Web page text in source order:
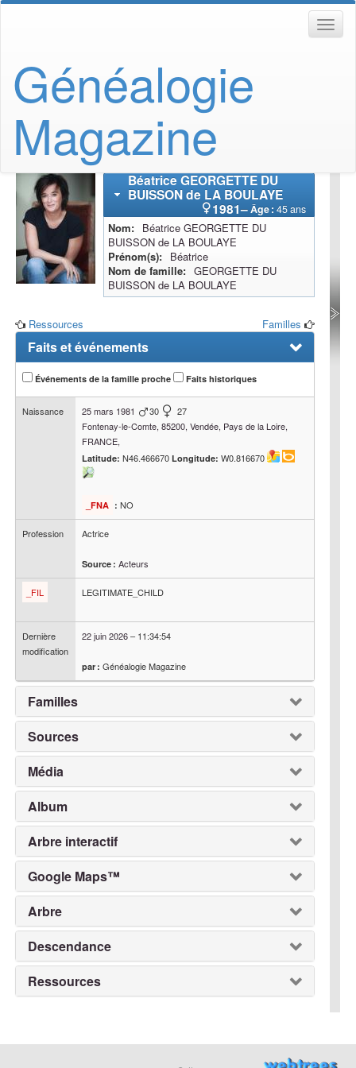
Généalogie
Magazine
BéatriceGEORGETTE DU
BUISSON de LA BOULAYE
1981–Âge : 45 ans
Nom BéatriceGEORGETTE DU
BUISSON de LA BOULAYE
Prénom(s)
Béatrice
Nom de famille
GEORGETTE DU
BUISSON de LA BOULAYE
Ressources Familles
Faits et événements
Événements de la famille proche Faits historiques
Naissance 25 mars 1981 30
27
Fontenay-le-Comte, 85200, Vendée, Pays de la Loire,
FRANCE,
Latitude:N46.466670Longitude:W0.816670
_FNA : NO
Profession Actrice
Source : Acteurs
_FIL LEGITIMATE_CHILD
Dernière
modification
22 juin 2026– 11:34:54
par : Généalogie Magazine
Familles
Sources
Média
Album
Arbre interactif
Google Maps™
Arbre
Descendance
Ressources